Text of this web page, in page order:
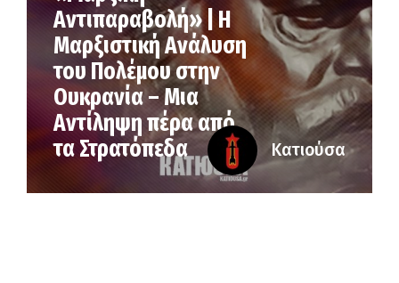
Αντιπαραβολή» | Η
Μαρξιστική Ανάλυση
του Πολέμου στην
Ουκρανία – Μια
Αντίληψη πέρα από
τα Στρατόπεδα
Κατιούσα